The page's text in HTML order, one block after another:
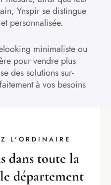
Ynspir se distingue
personnalisée.
minimaliste ou
pour vendre plus
des solutions sur-
à vos besoins
L'ORDINAIRE
dans toute la
département